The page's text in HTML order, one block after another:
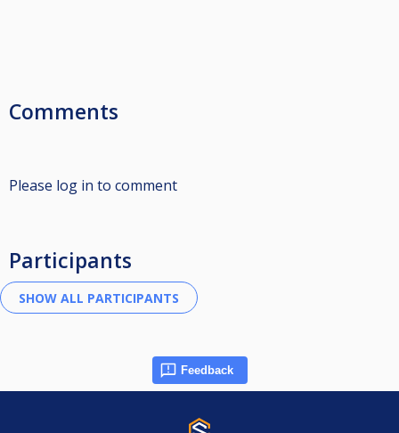
Comments
Please log in to comment
Participants
Feedback